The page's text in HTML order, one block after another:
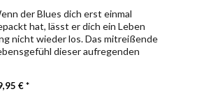
der Blues dich erst einmal
hat, lässt er dich ein Leben
nicht wieder los. Das mitreißende
dieser aufregenden
dir die wichtigsten...
€ *